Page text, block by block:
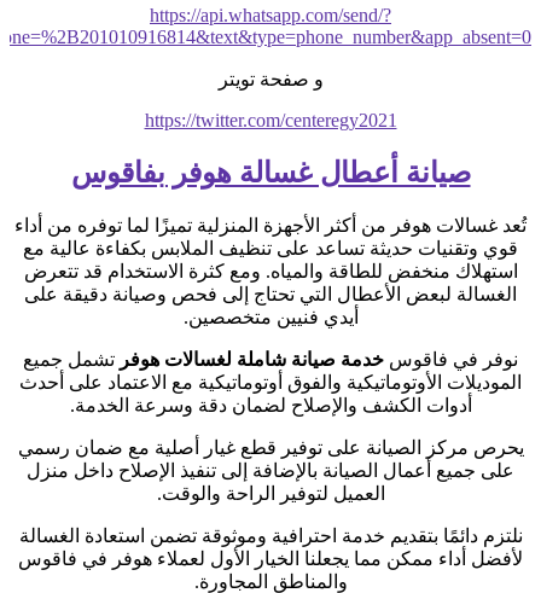
https://api.whatsapp.com/send/?
و صفحة تويتر
https://twitter.com/centeregy2021
صيانة أعطال غسالة هوفر بفاقوس
تُعد غسالات هوفر من أكثر الأجهزة المنزلية تميزًا لما توفره من أداء
قوي وتقنيات حديثة تساعد على تنظيف الملابس بكفاءة عالية مع
استهلاك منخفض للطاقة والمياه. ومع كثرة الاستخدام قد تتعرض
الغسالة لبعض الأعطال التي تحتاج إلى فحص وصيانة دقيقة على
أيدي فنيين متخصصين.
نوفر في فاقوس خدمة صيانة شاملة لغسالات هوفر تشمل جميع
الموديلات الأوتوماتيكية والفوق أوتوماتيكية مع الاعتماد على أحدث
أدوات الكشف والإصلاح لضمان دقة وسرعة الخدمة.
يحرص مركز الصيانة على توفير قطع غيار أصلية مع ضمان رسمي
على جميع أعمال الصيانة بالإضافة إلى تنفيذ الإصلاح داخل منزل
العميل لتوفير الراحة والوقت.
نلتزم دائمًا بتقديم خدمة احترافية وموثوقة تضمن استعادة الغسالة
لأفضل أداء ممكن مما يجعلنا الخيار الأول لعملاء هوفر في فاقوس
والمناطق المجاورة.